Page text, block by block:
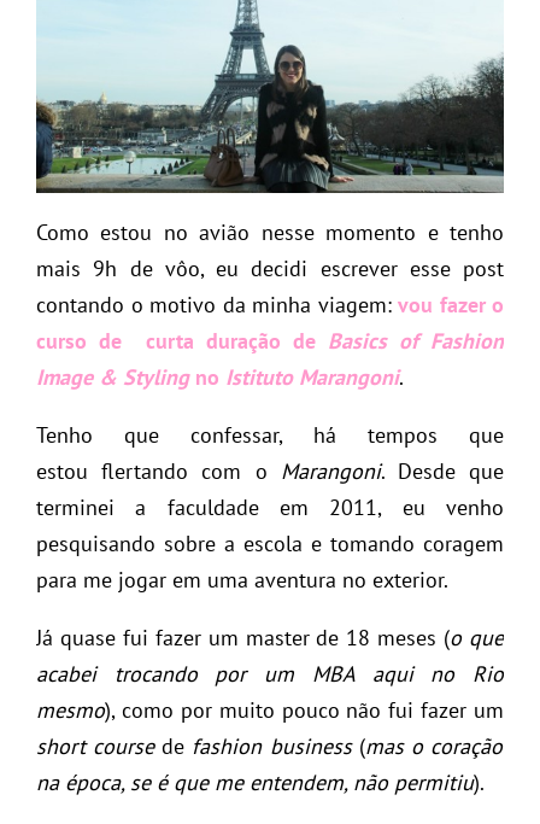
Como estou no avião nesse momento e tenho
mais 9h de vôo, eu decidi escrever esse post
contando o motivo da minha viagem: vou fazer o
curso de curta duração de Basics of Fashion
Image & Stylingno Istituto Marangoni.
Tenho que confessar, há tempos que
estou flertando com o Marangoni. Desde que
terminei a faculdade em 2011, eu venho
pesquisando sobre a escola e tomando coragem
para me jogar em uma aventura no exterior.
Já quase fui fazer um master de 18 meses (o que
acabei trocando por um MBA aqui no Rio
mesmo), como por muito pouco não fui fazer um
short coursede fashion business(mas o coração
na época, se é que me entendem, não permitiu).